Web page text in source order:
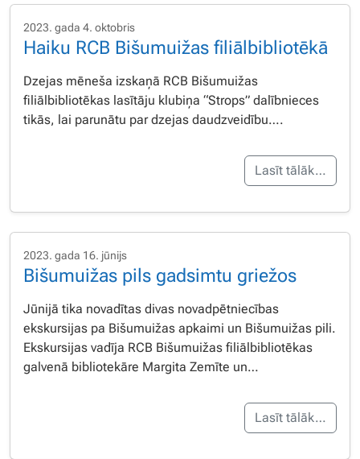
2023. gada 4. oktobris
Haiku RCB Bišumuižas filiālbibliotēkā
Dzejas mēneša izskaņā RCB Bišumuižas
filiālbibliotēkas lasītāju klubiņa “Strops” dalībnieces
tikās, lai parunātu par dzejas daudzveidību….
Lasīt tālāk…
2023. gada 16. jūnijs
Bišumuižas pils gadsimtu griežos
Jūnijā tika novadītas divas novadpētniecības
ekskursijas pa Bišumuižas apkaimi un Bišumuižas pili.
Ekskursijas vadīja RCB Bišumuižas filiālbibliotēkas
galvenā bibliotekāre Margita Zemīte un…
Lasīt tālāk…